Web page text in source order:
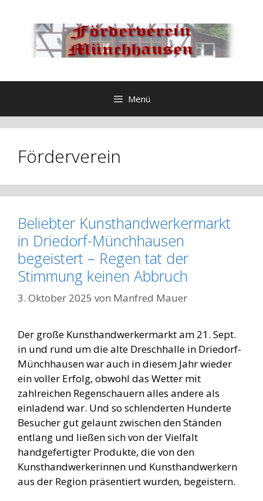
springen
Menü
Förderverein
Beliebter Kunsthandwerkermarkt
in Driedorf-Münchhausen
begeistert – Regen tat der
Stimmung keinen Abbruch
3. Oktober 2025 von Manfred Mauer
Der große Kunsthandwerkermarkt am 21. Sept.
in und rund um die alte Dreschhalle in Driedorf-
Münchhausen war auch in diesem Jahr wieder
ein voller Erfolg, obwohl das Wetter mit
zahlreichen Regenschauern alles andere als
einladend war. Und so schlenderten Hunderte
Besucher gut gelaunt zwischen den Ständen
entlang und ließen sich von der Vielfalt
handgefertigter Produkte, die von den
Kunsthandwerkerinnen und Kunsthandwerkern
aus der Region präsentiert wurden, begeistern.